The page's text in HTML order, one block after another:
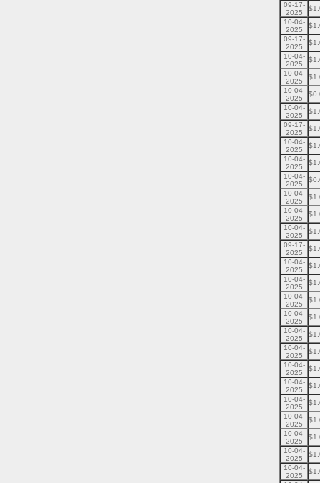
09-17-
2025
10-04-
2025
09-17-
2025
10-04-
2025
10-04-
2025
10-04-
2025
10-04-
2025
09-17-
2025
10-04-
2025
10-04-
2025
10-04-
2025
10-04-
2025
10-04-
2025
10-04-
2025
09-17-
2025
10-04-
2025
10-04-
2025
10-04-
2025
10-04-
2025
10-04-
2025
10-04-
2025
10-04-
2025
10-04-
2025
10-04-
2025
10-04-
2025
10-04-
2025
10-04-
2025
10-04-
2025